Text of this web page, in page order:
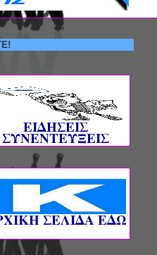
ΕΙΔΗΣΕΙΣ
ΣΥΝΕΝΤΕΥΞΕΙΣ
ΣΕΛΙΔΑ ΕΔΩ